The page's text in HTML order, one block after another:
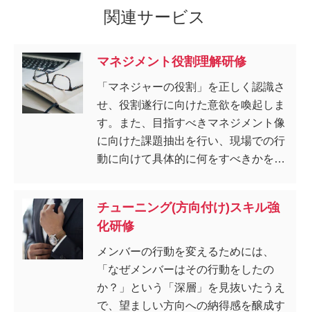
関連サービス
マネジメント役割理解研修
「マネジャーの役割」を正しく認識さ
せ、役割遂行に向けた意欲を喚起しま
す。また、目指すべきマネジメント像
に向けた課題抽出を行い、現場での行
動に向けて具体的に何をすべきかを明
チューニング(方向付け)スキル強
化研修
メンバーの行動を変えるためには、
「なぜメンバーはその行動をしたの
か？」という「深層」を見抜いたうえ
で、望ましい方向への納得感を醸成す